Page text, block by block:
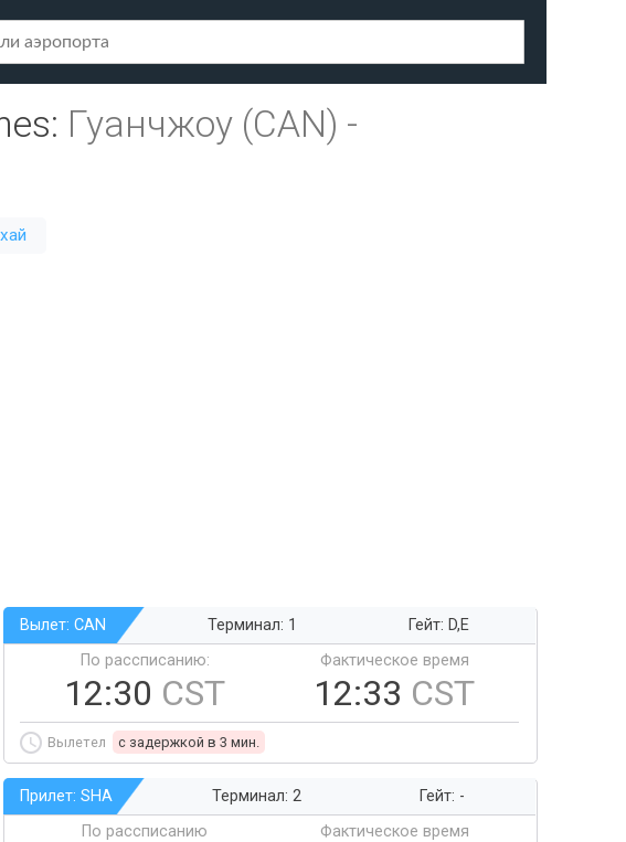
: Гуанчжоу (CAN) -
Вылет: CAN Терминал: 1
Гейт: D,E
По рассписанию:
12:30 CST
Фактическое время
12:33 CST
Вылетел c задержкой в 3 мин.
Прилет: SHA Терминал: 2
Гейт: -
По рассписанию
Фактическое время